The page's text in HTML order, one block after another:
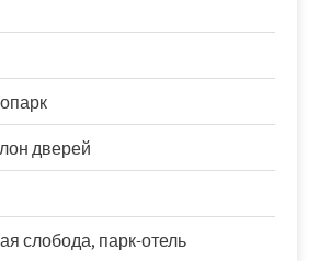
дверей
слобода, парк-отель